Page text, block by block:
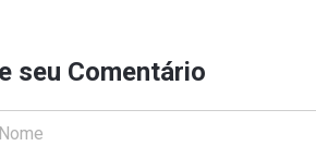
seu Comentário